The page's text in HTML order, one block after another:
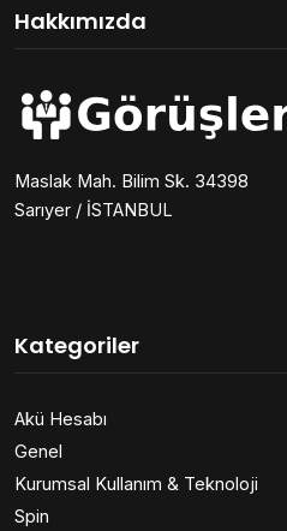
Hakkımızda
Maslak Mah. Bilim Sk. 34398
Sarıyer / İSTANBUL
Kategoriler
Akü Hesabı
Genel
Kurumsal Kullanım & Teknoloji
Spin